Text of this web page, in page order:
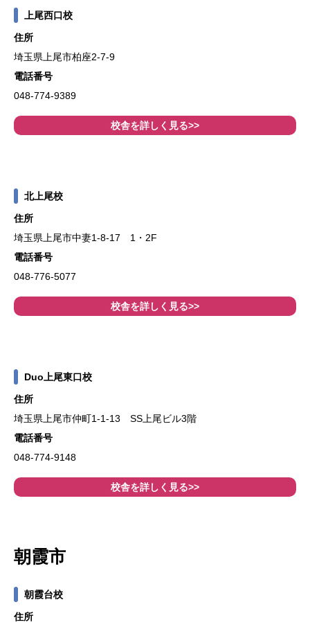
上尾西口校
住所
埼玉県上尾市柏座2-7-9
電話番号
048-774-9389
校舎を詳しく見る>>
北上尾校
住所
埼玉県上尾市中妻1-8-17 1・2F
電話番号
048-776-5077
校舎を詳しく見る>>
Duo上尾東口校
住所
埼玉県上尾市仲町1-1-13 SS上尾ビル3階
電話番号
048-774-9148
校舎を詳しく見る>>
朝霞市
朝霞台校
住所